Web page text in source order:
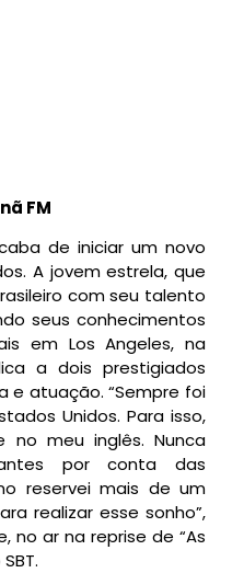
FM
de iniciar um novo
A jovem estrela, que
com seu talento
seus conhecimentos
em Los Angeles, na
a dois prestigiados
e atuação. “Sempre foi
Unidos. Para isso,
no meu inglês. Nunca
por conta das
reservei mais de um
realizar esse sonho”,
no ar na reprise de “As